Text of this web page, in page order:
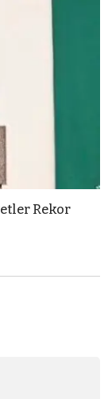
Rekor